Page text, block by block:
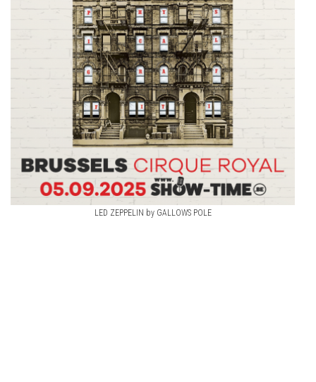
LED ZEPPELIN by GALLOWS POLE